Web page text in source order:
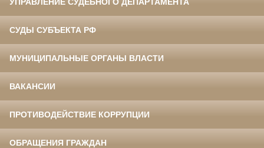
УПРАВЛЕНИЕ СУДЕБНОГО ДЕПАРТАМЕНТА
СУДЫ СУБЪЕКТА РФ
МУНИЦИПАЛЬНЫЕ ОРГАНЫ ВЛАСТИ
ВАКАНСИИ
ПРОТИВОДЕЙСТВИЕ КОРРУПЦИИ
ОБРАЩЕНИЯ ГРАЖДАН